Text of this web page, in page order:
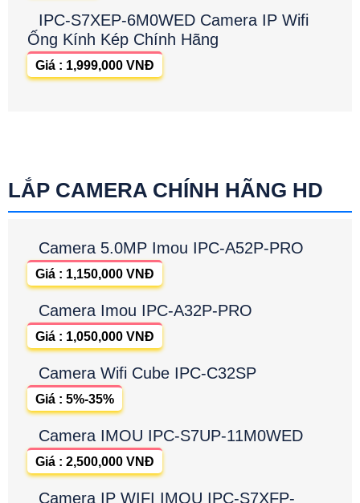
IPC-S7XEP-6M0WED Camera IP Wifi
Ống Kính Kép Chính Hãng
Giá : 1,999,000 VNĐ
LẮP CAMERA CHÍNH HÃNG HD
Camera 5.0MP Imou IPC-A52P-PRO
Giá : 1,150,000 VNĐ
Camera Imou IPC-A32P-PRO
Giá : 1,050,000 VNĐ
Camera Wifi Cube IPC-C32SP
Giá : 5%-35%
Camera IMOU IPC-S7UP-11M0WED
Giá : 2,500,000 VNĐ
Camera IP WIFI IMOU IPC-S7XFP-